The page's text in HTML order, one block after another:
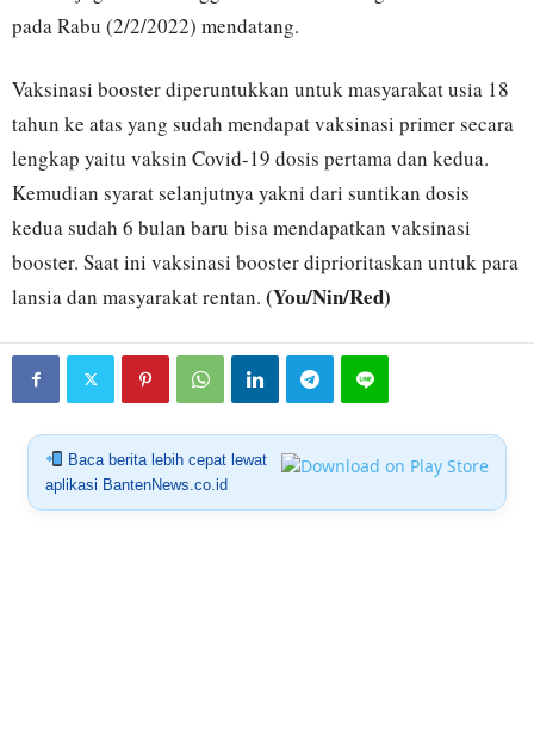
pada Rabu (2/2/2022) mendatang.
Vaksinasi booster diperuntukkan untuk masyarakat usia 18
tahun ke atas yang sudah mendapat vaksinasi primer secara
lengkap yaitu vaksin Covid-19 dosis pertama dan kedua.
Kemudian syarat selanjutnya yakni dari suntikan dosis
kedua sudah 6 bulan baru bisa mendapatkan vaksinasi
booster. Saat ini vaksinasi booster diprioritaskan untuk para
lansia dan masyarakat rentan. (You/Nin/Red)
Baca berita lebih cepat lewat
aplikasi BantenNews.co.id